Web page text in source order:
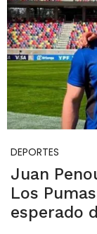
DEPORTES
Juan
Los
esperado